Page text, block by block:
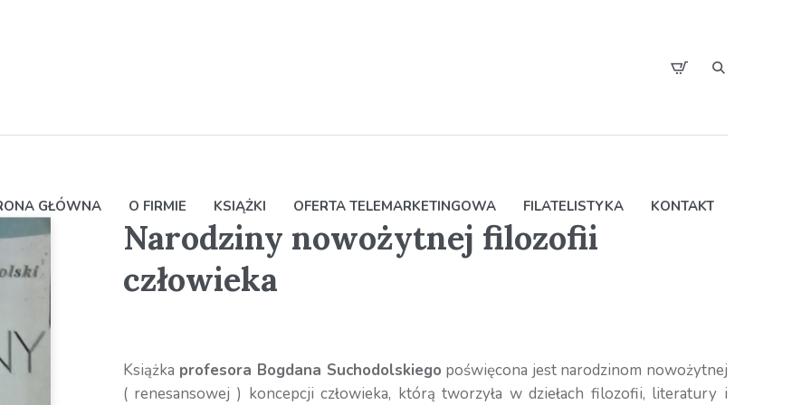
GŁÓWNA O FIRMIE KSIĄŻKI OFERTA TELEMARKETINGOWA FILATELISTYKA KONTAKT
Narodziny nowożytnej filozofii
człowieka
Książka profesora Bogdana Suchodolskiego poświęcona jest narodzinom nowożytnej
( renesansowej ) koncepcji człowieka, którą tworzyła w dziełach filozofii, literatury i